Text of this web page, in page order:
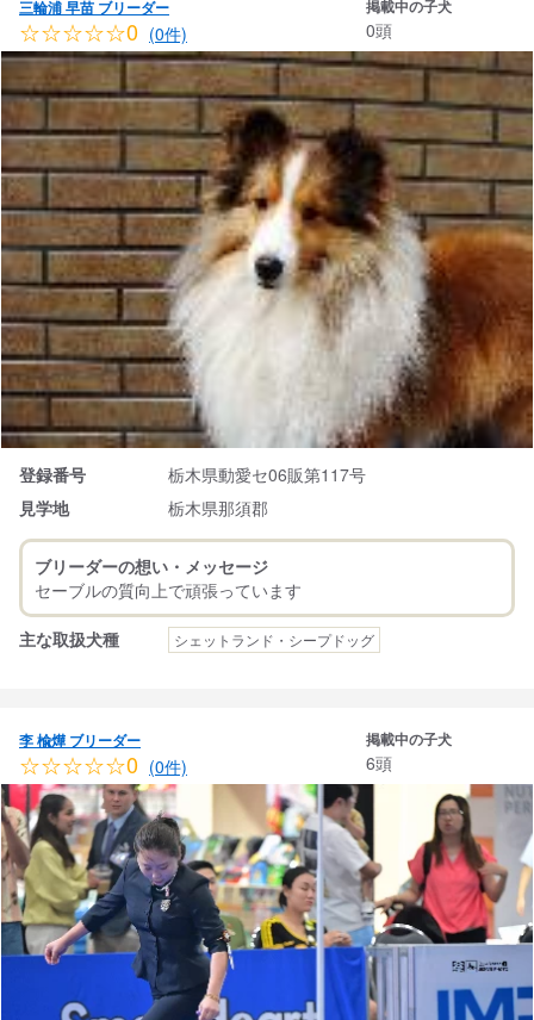
三輪浦 早苗 ブリーダー
☆☆☆☆☆0 (0件)
掲載中の子犬
0頭
登録番号
栃木県動愛セ06販第117号
見学地
栃木県那須郡
ブリーダーの想い・メッセージ
主な取扱犬種 シェットランド・シープドッグ
李 楡燁 ブリーダー
☆☆☆☆☆0 (0件)
掲載中の子犬
6頭